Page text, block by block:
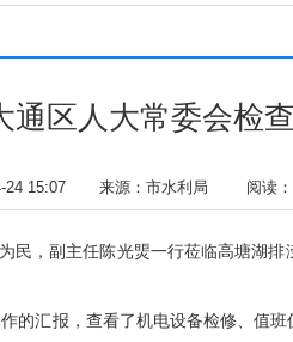
通区人大常委会检
24 15:07 来源：市水利局 阅读：
民，副主任陈光煚一行莅临高塘湖
的汇报，查看了机电设备检修、值